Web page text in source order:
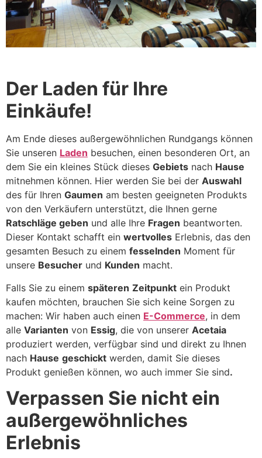
Der Laden für Ihre
Einkäufe!
Am Ende dieses außergewöhnlichen Rundgangs können
Sie unseren Laden besuchen, einen besonderen Ort, an
dem Sie ein kleines Stück dieses Gebiets nach Hause
mitnehmen können. Hier werden Sie bei der Auswahl
des für Ihren Gaumen am besten geeigneten Produkts
von den Verkäufern unterstützt, die Ihnen gerne
Ratschläge geben und alle Ihre Fragen beantworten.
Dieser Kontakt schafft ein wertvolles Erlebnis, das den
gesamten Besuch zu einem fesselnden Moment für
unsere Besucher und Kunden macht.
Falls Sie zu einem späteren Zeitpunkt ein Produkt
kaufen möchten, brauchen Sie sich keine Sorgen zu
machen: Wir haben auch einen E-Commerce, in dem
alle Varianten von Essig, die von unserer Acetaia
produziert werden, verfügbar sind und direkt zu Ihnen
nach Hause geschickt werden, damit Sie dieses
Produkt genießen können, wo auch immer Sie sind.
Verpassen Sie nicht ein
außergewöhnliches
Erlebnis